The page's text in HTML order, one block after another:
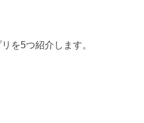
を5つ紹介します。